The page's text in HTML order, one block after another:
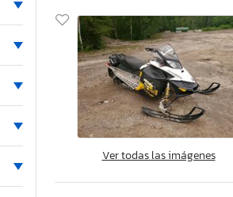
Ver todas las imágenes